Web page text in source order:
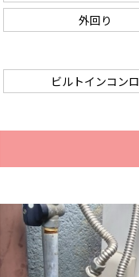
外回り
ビルトインコンロ